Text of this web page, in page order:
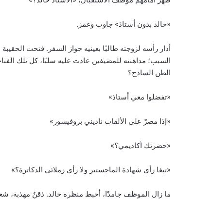
«خالد بدون أستاذ» جاوب وغمز.
أدار رأسه لزوجته طالبًا بعينيه جواز السفر. فتحت
السبب؛ مداهنته للمضيفين عادت عليه سلبًا، كل تلك
الظن الساذج؟
«تفضلوا معي أستاذ»
«إذا مصرّ على الألقاب ناديني بروفيسور»
«حضرتك أكاديمي؟»
«تبغا رأي شهادة الماجستير ولا رأي زملائي الدكاترة؟»
ما زال الموظف جامدًا، أحبط منظره خالد. ذقنٌ مهذبة،